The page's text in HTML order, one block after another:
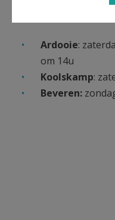
Ardooie:
om 14u
Koolskamp:
Beveren: